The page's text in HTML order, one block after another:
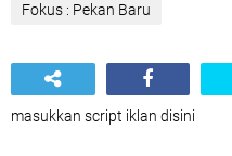
Fokus : Pekan Baru
masukkan script iklan disini